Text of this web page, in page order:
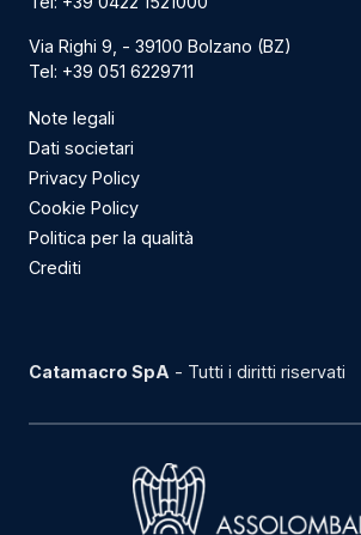
Via Righi 9, - 39100 Bolzano (BZ)
Tel: +39 051 6229711
Note legali
Dati societari
Privacy Policy
Cookie Policy
Politica per la qualità
Crediti
Catamacro SpA - Tutti i diritti riservati